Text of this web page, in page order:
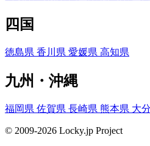
四国
徳島県 香川県 愛媛県 高知県
九州・沖縄
福岡県 佐賀県 長崎県 熊本県 大
© 2009-2026 Locky.jp Project